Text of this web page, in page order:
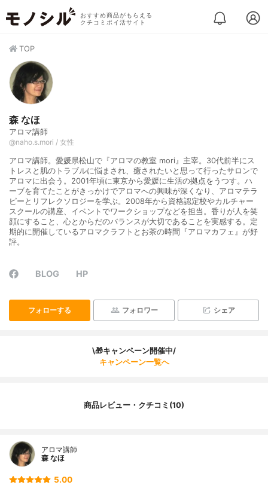
おすすめ商品がもらえる
クチコミポイ活サイト
TOP
森 なほ
アロマ講師
@naho.s.mori / 女性
アロマ講師。愛媛県松山で『アロマの教室 mori』主宰。30代前半にス
トレスと肌のトラブルに悩まされ、癒されたいと思って行ったサロンで
アロマに出会う。2001年頃に東京から愛媛に生活の拠点をうつす。ハ
ーブを育てたことがきっかけでアロマへの興味が深くなり、アロマテラ
ピーとリフレクソロジーを学ぶ。2008年から資格認定校やカルチャー
スクールの講座、イベントでワークショップなどを担当。香りが人を笑
顔にすること、心とからだのバランスが大切であることを実感する。定
期的に開催しているアロマクラフトとお茶の時間『アロマカフェ』が好
評。
BLOG HP
フォローする フォロワー シェア
\🎁キャンペーン開催中/
キャンペーン一覧へ
商品レビュー・クチコミ(10)
アロマ講師
森 なほ
5.00